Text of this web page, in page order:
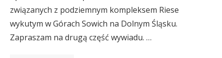
związanych z podziemnym kompleksem Riese
wykutym w Górach Sowich na Dolnym Śląsku.
Zapraszam na drugą część wywiadu. …